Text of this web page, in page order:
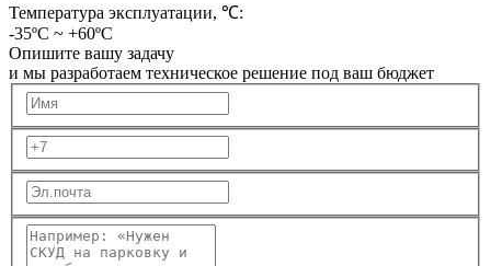
Температура эксплуатации, ℃:
-35ºC ~ +60ºC
Опишите вашу задачу
и мы разработаем техническое решение под ваш бюджет